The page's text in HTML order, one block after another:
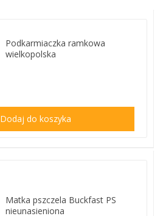
Podkarmiaczka ramkowa
wielkopolska
Dodaj do koszyka
Matka pszczela Buckfast PS
nieunasieniona